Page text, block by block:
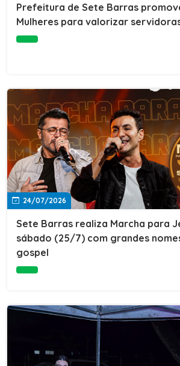
Prefeitura de Sete Barras
Mulheres para valorizar
24/07/2026
Sete Barras realiza Marcha para
sábado (25/7) com grandes
gospel